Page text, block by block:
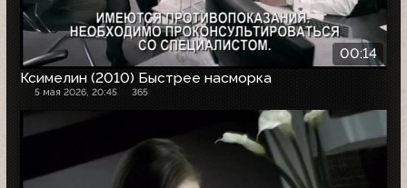
00:14
Ксимелин (2010) Быстрее насморка
5 мая 2026, 20:45 365